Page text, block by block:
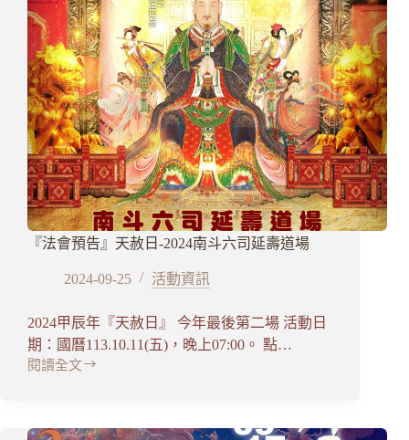
劫
重
建
護
國
息
災
梁
皇
大
法
會
資『法會預告』天赦日-2024南斗六司延壽道場
2024-09-25 活動資訊
2024甲辰年『天赦日』 今年最後第二場 活動日
期：國曆113.10.11(五)，晚上07:00。 點…
閱讀全文
『法
告』